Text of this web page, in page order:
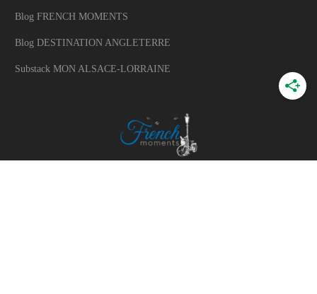
Blog FRENCH MOMENTS
Blog DESTINATION ANGLETERRE
Substack MON ALSACE-LORRAINE